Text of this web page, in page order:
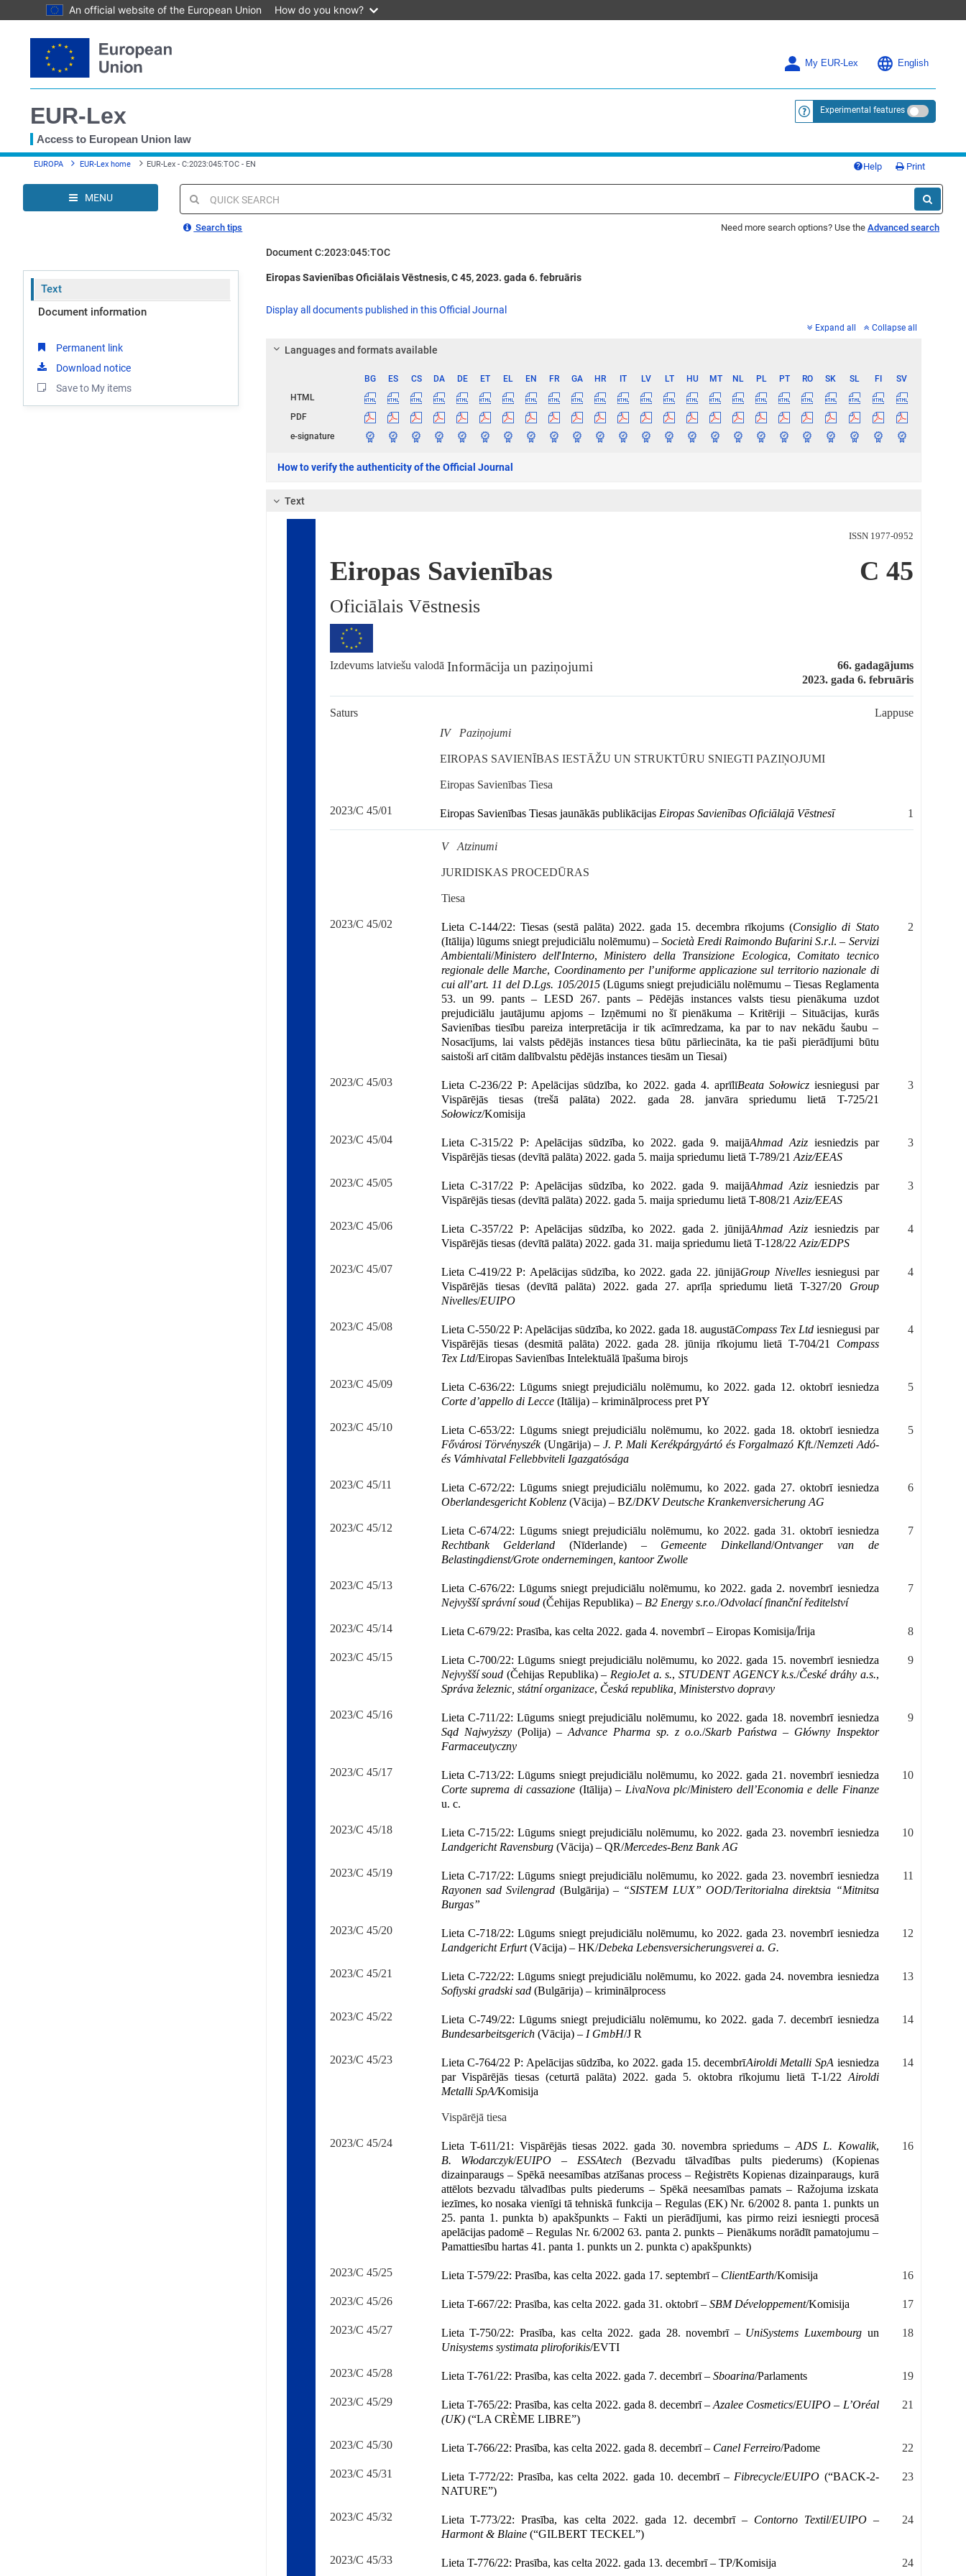
An official website of the European Union How do you know?
to
content
My EUR-Lex English
EUR-Lex
Access to European Union law
<a href="https://eur-lex.europa.eu/
Experimental features
You
here
EUROPA EUR-Lex home EUR-Lex - C:2023:045:TOC - EN Help Print
MENU
Quick
search
Search tips Need more search options? Use the Advanced search
Document C:2023:045:TOC
Text
Document information
Permanent link
Download notice
Save to My items
Eiropas Savienības Oficiālais Vēstnesis, C 45, 2023. gada 6. februāris
Display all documents published in this Official Journal
Expand all Collapse all
Languages and formats available
BG ES CS DA DE ET EL EN FR GA HR IT LV LT HU MT NL PL PT RO SK SL FI
SV
HTML
PDF
e-signature
How to verify the authenticity of the Official Journal
Text
ISSN 1977-0952
Eiropas Savienības
Oficiālais Vēstnesis
C 45
Izdevums latviešu valodā Informācija un paziņojumi
66. gadagājums
2023. gada 6. februāris
Saturs
Lappuse
IV Paziņojumi
EIROPAS SAVIENĪBAS IESTĀŽU UN STRUKTŪRU SNIEGTI PAZIŅOJUMI
Eiropas Savienības Tiesa
2023/C 45/01 Eiropas Savienības Tiesas jaunākās publikācijas Eiropas Savienības Oficiālajā Vēstnesī 1
V Atzinumi
JURIDISKAS PROCEDŪRAS
Tiesa
2023/C 45/02 Lieta C-144/22: Tiesas (sestā palāta) 2022. gada 15. decembra rīkojums (Consiglio di Stato
(Itālija) lūgums sniegt prejudiciālu nolēmumu) – Società Eredi Raimondo Bufarini S.r.l. – Servizi
Ambientali/Ministero dell'Interno, Ministero della Transizione Ecologica, Comitato tecnico
regionale delle Marche, Coordinamento per l’uniforme applicazione sul territorio nazionale di
cui all’art. 11 del D.Lgs. 105/2015(Lūgums sniegt prejudiciālu nolēmumu – Tiesas Reglamenta
53. un 99. pants – LESD 267. pants – Pēdējās instances valsts tiesu pienākuma uzdot
prejudiciālu jautājumu apjoms – Izņēmumi no šī pienākuma – Kritēriji – Situācijas, kurās
Savienības tiesību pareiza interpretācija ir tik acīmredzama, ka par to nav nekādu šaubu –
Nosacījums, lai valsts pēdējās instances tiesa būtu pārliecināta, ka tie paši pierādījumi būtu
saistoši arī citām dalībvalstu pēdējās instances tiesām un Tiesai)
2
2023/C 45/03 Lieta C-236/22 P: Apelācijas sūdzība, ko 2022. gada 4. aprīlīBeata Sołowicz iesniegusi par
Vispārējās tiesas (trešā palāta) 2022. gada 28. janvāra spriedumu lietā T-725/21
Sołowicz/Komisija
3
2023/C 45/04 Lieta C-315/22 P: Apelācijas sūdzība, ko 2022. gada 9. maijāAhmad Aziziesniedzis par
Vispārējās tiesas (devītā palāta) 2022. gada 5. maija spriedumu lietā T-789/21 Aziz/EEAS
3
2023/C 45/05 Lieta C-317/22 P: Apelācijas sūdzība, ko 2022. gada 9. maijāAhmad Aziziesniedzis par
Vispārējās tiesas (devītā palāta) 2022. gada 5. maija spriedumu lietā T-808/21 Aziz/EEAS
3
2023/C 45/06 Lieta C-357/22 P: Apelācijas sūdzība, ko 2022. gada 2. jūnijāAhmad Aziz iesniedzis par
Vispārējās tiesas (devītā palāta) 2022. gada 31. maija spriedumu lietā T-128/22 Aziz/EDPS
4
2023/C 45/07 Lieta C-419/22 P: Apelācijas sūdzība, ko 2022. gada 22. jūnijāGroup Nivellesiesniegusi par
Vispārējās tiesas (devītā palāta) 2022. gada 27. aprīļa spriedumu lietā T-327/20 Group
Nivelles/EUIPO
4
2023/C 45/08 Lieta C-550/22 P: Apelācijas sūdzība, ko 2022. gada 18. augustāCompass Tex Ltd iesniegusi par
Vispārējās tiesas (desmitā palāta) 2022. gada 28. jūnija rīkojumu lietā T-704/21 Compass
Tex Ltd/Eiropas Savienības Intelektuālā īpašuma birojs
4
2023/C 45/09
Lieta C-636/22: Lūgums sniegt prejudiciālu nolēmumu, ko 2022. gada 12. oktobrī iesniedza
Corte d’appello di Lecce(Itālija) – kriminālprocess pret PY
5
2023/C 45/10
Lieta C-653/22: Lūgums sniegt prejudiciālu nolēmumu, ko 2022. gada 18. oktobrī iesniedza
Fővárosi Törvényszék(Ungārija) –J. P. Mali Kerékpárgyártó és Forgalmazó Kft./Nemzeti Adó-
és Vámhivatal Fellebbviteli Igazgatósága
5
2023/C 45/11
Lieta C-672/22: Lūgums sniegt prejudiciālu nolēmumu, ko 2022. gada 27. oktobrī iesniedza
Oberlandesgericht Koblenz(Vācija) – BZ/DKV Deutsche Krankenversicherung AG
6
2023/C 45/12
Lieta C-674/22: Lūgums sniegt prejudiciālu nolēmumu, ko 2022. gada 31. oktobrī iesniedza
Rechtbank Gelderland (Nīderlande) – Gemeente Dinkelland/Ontvanger van de
Belastingdienst/Grote ondernemingen, kantoor Zwolle
7
2023/C 45/13
Lieta C-676/22: Lūgums sniegt prejudiciālu nolēmumu, ko 2022. gada 2. novembrī iesniedza
Nejvyšší správní soud(Čehijas Republika) – B2 Energy s.r.o./Odvolací finanční ředitelství
7
2023/C 45/14 Lieta C-679/22: Prasība, kas celta 2022. gada 4. novembrī – Eiropas Komisija/Īrija 8
2023/C 45/15
Lieta C-700/22: Lūgums sniegt prejudiciālu nolēmumu, ko 2022. gada 15. novembrī iesniedza
Nejvyšší soud (Čehijas Republika) – RegioJet a. s., STUDENT AGENCY k.s./České dráhy a.s.,
Správa železnic, státní organizace, Česká republika, Ministerstvo dopravy
9
2023/C 45/16
Lieta C-711/22: Lūgums sniegt prejudiciālu nolēmumu, ko 2022. gada 18. novembrī iesniedza
Sąd Najwyższy(Polija) – Advance Pharma sp. z o.o./Skarb Państwa – Główny Inspektor
Farmaceutyczny
9
2023/C 45/17
Lieta C-713/22: Lūgums sniegt prejudiciālu nolēmumu, ko 2022. gada 21. novembrī iesniedza
Corte suprema di cassazione (Itālija) – LivaNova plc/Ministero dell’Economia e delle Finanze
u. c.
10
2023/C 45/18
Lieta C-715/22: Lūgums sniegt prejudiciālu nolēmumu, ko 2022. gada 23. novembrī iesniedza
Landgericht Ravensburg(Vācija) – QR/Mercedes-Benz Bank AG
10
2023/C 45/19
Lieta C-717/22: Lūgums sniegt prejudiciālu nolēmumu, ko 2022. gada 23. novembrī iesniedza
Rayonen sad Svilengrad (Bulgārija) – “SISTEM LUX” OOD/Teritorialna direktsia “Mitnitsa
Burgas”
11
2023/C 45/20
Lieta C-718/22: Lūgums sniegt prejudiciālu nolēmumu, ko 2022. gada 23. novembrī iesniedza
Landgericht Erfurt(Vācija) – HK/Debeka Lebensversicherungsverei a. G.
12
2023/C 45/21
Lieta C-722/22: Lūgums sniegt prejudiciālu nolēmumu, ko 2022. gada 24. novembra iesniedza
Sofiyski gradski sad(Bulgārija) – kriminālprocess
13
2023/C 45/22
Lieta C-749/22: Lūgums sniegt prejudiciālu nolēmumu, ko 2022. gada 7. decembrī iesniedza
Bundesarbeitsgerich(Vācija) – I GmbH/J R
14
2023/C 45/23 Lieta C-764/22 P: Apelācijas sūdzība, ko 2022. gada 15. decembrīAiroldi Metalli SpA iesniedza
par Vispārējās tiesas (ceturtā palāta) 2022. gada 5. oktobra rīkojumu lietā T-1/22 Airoldi
Metalli SpA/Komisija
14
Vispārējā tiesa
2023/C 45/24 Lieta T-611/21: Vispārējās tiesas 2022. gada 30. novembra spriedums – ADS L. Kowalik,
B. Włodarczyk/EUIPO – ESSAtech(Bezvadu tālvadības pults piederums) (Kopienas
dizainparaugs – Spēkā neesamības atzīšanas process – Reģistrēts Kopienas dizainparaugs, kurā
attēlots bezvadu tālvadības pults piederums – Spēkā neesamības pamats – Ražojuma izskata
iezīmes, ko nosaka vienīgi tā tehniskā funkcija – Regulas (EK) Nr. 6/2002 8. panta 1. punkts un
25. panta 1. punkta b) apakšpunkts – Fakti un pierādījumi, kas pirmo reizi iesniegti procesā
apelācijas padomē – Regulas Nr. 6/2002 63. panta 2. punkts – Pienākums norādīt pamatojumu –
Pamattiesību hartas 41. panta 1. punkts un 2. punkta c) apakšpunkts)
16
2023/C 45/25 Lieta T-579/22: Prasība, kas celta 2022. gada 17. septembrī – ClientEarth/Komisija 16
2023/C 45/26 Lieta T-667/22: Prasība, kas celta 2022. gada 31. oktobrī – SBM Développement/Komisija 17
2023/C 45/27 Lieta T-750/22: Prasība, kas celta 2022. gada 28. novembrī – UniSystems Luxembourgun
Unisystems systimata pliroforikis/EVTI
18
2023/C 45/28 Lieta T-761/22: Prasība, kas celta 2022. gada 7. decembrī – Sboarina/Parlaments 19
2023/C 45/29 Lieta T-765/22: Prasība, kas celta 2022. gada 8. decembrī –Azalee Cosmetics/EUIPO – L’Oréal
(UK)(“LA CRÈME LIBRE”)
21
2023/C 45/30 Lieta T-766/22: Prasība, kas celta 2022. gada 8. decembrī – Canel Ferreiro/Padome 22
2023/C 45/31 Lieta T-772/22: Prasība, kas celta 2022. gada 10. decembrī – Fibrecycle/EUIPO (“BACK-2-
NATURE”)
23
2023/C 45/32 Lieta T-773/22: Prasība, kas celta 2022. gada 12. decembrī – Contorno Textil/EUIPO–
Harmont & Blaine(“GILBERT TECKEL”)
24
2023/C 45/33 Lieta T-776/22: Prasība, kas celta 2022. gada 13. decembrī – TP/Komisija 24